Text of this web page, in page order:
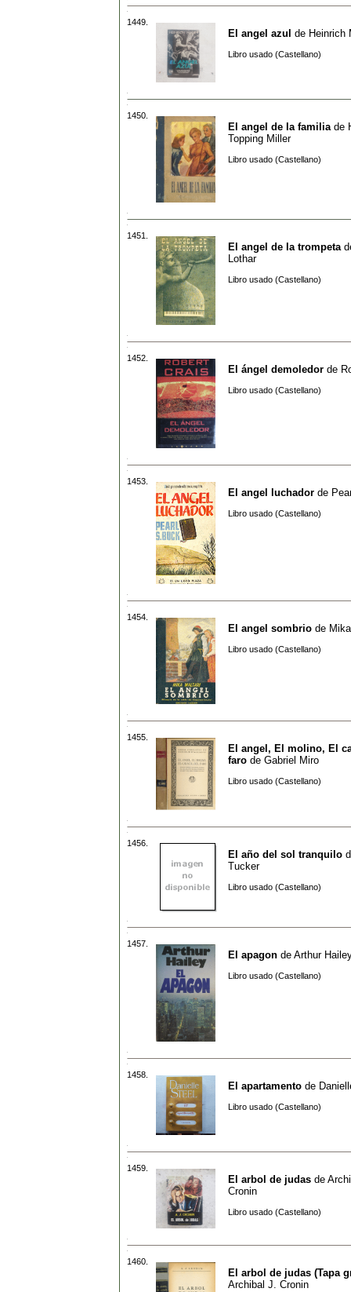
1449.
El angel azul de Heinrich
Libro usado (Castellano)
1450.
El angel de la familia de
Topping Miller
Libro usado (Castellano)
1451.
El angel de la trompeta
Lothar
Libro usado (Castellano)
1452.
El ángel demoledor de
Libro usado (Castellano)
1453.
El angel luchador de
Libro usado (Castellano)
1454.
El angel sombrio de
Libro usado (Castellano)
1455.
El angel, El molino, El
faro de Gabriel Miro
Libro usado (Castellano)
1456.
El año del sol tranquilo
Tucker
Libro usado (Castellano)
1457.
El apagon de Arthur
Libro usado (Castellano)
1458.
El apartamento de
Libro usado (Castellano)
1459.
El arbol de judas de
Cronin
Libro usado (Castellano)
1460.
El arbol de judas (Tapa
Archibal J. Cronin